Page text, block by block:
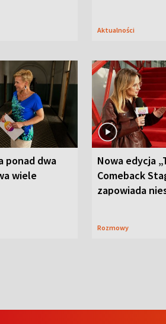
Aktualności
ponad dwa
wiele
Nowa edycja
Comeback
zapowiada
Rozmowy